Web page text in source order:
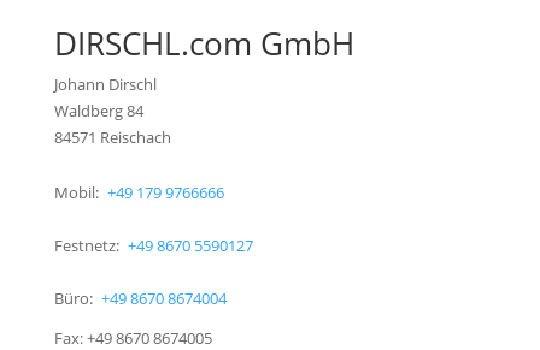
DIRSCHL.com GmbH
Johann Dirschl
Waldberg 84
84571 Reischach
Mobil: +49 179 9766666
Festnetz: +49 8670 5590127
Büro: +49 8670 8674004
Fax: +49 8670 8674005